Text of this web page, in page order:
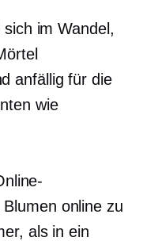
im Wandel,
anfällig für die
wie
Blumen online zu
als in ein